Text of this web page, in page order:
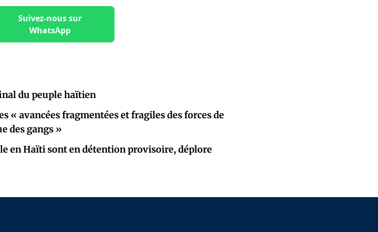
Suivez-nous sur
WhatsApp
du peuple haïtien
« avancées fragmentées et fragiles des forces de
des gangs »
en Haïti sont en détention provisoire, déplore